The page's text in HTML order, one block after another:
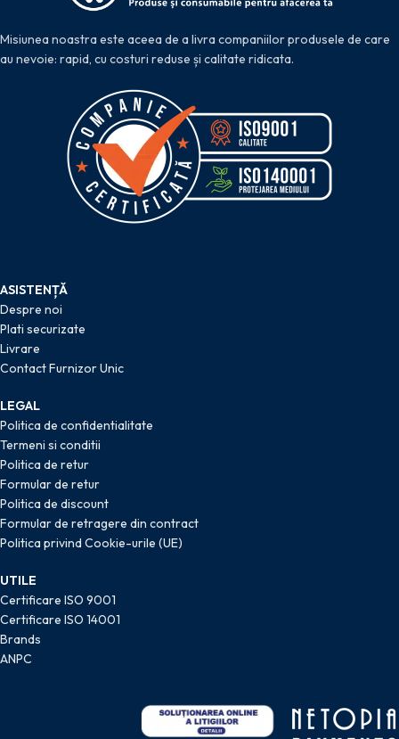
Misiunea noastra este aceea de a livra companiilor produsele de care
au nevoie: rapid, cu costuri reduse și calitate ridicata.
ASISTENȚĂ
Despre noi
Plati securizate
Livrare
Contact Furnizor Unic
LEGAL
Politica de confidentialitate
Termeni si conditii
Politica de retur
Formular de retur
Politica de discount
Formular de retragere din contract
Politica privind Cookie-urile (UE)
UTILE
Certificare ISO 9001
Certificare ISO 14001
Brands
ANPC